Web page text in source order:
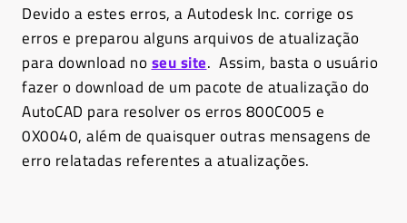
Devido a estes erros, a Autodesk Inc. corrige os
erros e preparou alguns arquivos de atualização
para download noseu site. Assim, basta o usuário
fazer o download de um pacote de atualização do
AutoCAD para resolver os erros 800C005 e
0X0040, além de quaisquer outras mensagens de
erro relatadas referentes a atualizações.